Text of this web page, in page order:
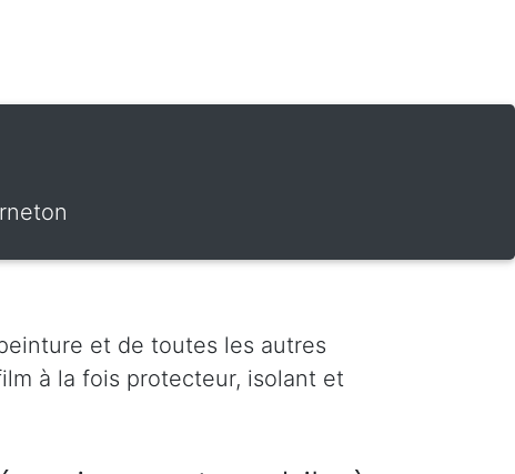
et de toutes les autres
à la fois protecteur, isolant et